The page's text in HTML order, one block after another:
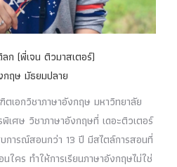
ก (พี่เจน ติวมาสเตอร์)
กฤษ มัธยมปลาย
เอกวิชาภาษาอังกฤษ มหาวิทยาลัย
เศษ วิชาภาษาอังกฤษที่ เดอะติวเตอร์
การณ์สอนกว่า 13 ปี มีสไตล์การสอนที่
ใคร ทำให้การเรียนภาษาอังกฤษไม่ใช่